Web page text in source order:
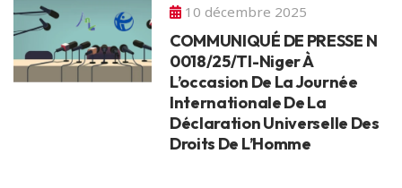
10 décembre 2025
COMMUNIQUÉ DE PRESSE N
0018/25/TI-Niger À
L’occasion De La Journée
Internationale De La
Déclaration Universelle Des
Droits De L’Homme